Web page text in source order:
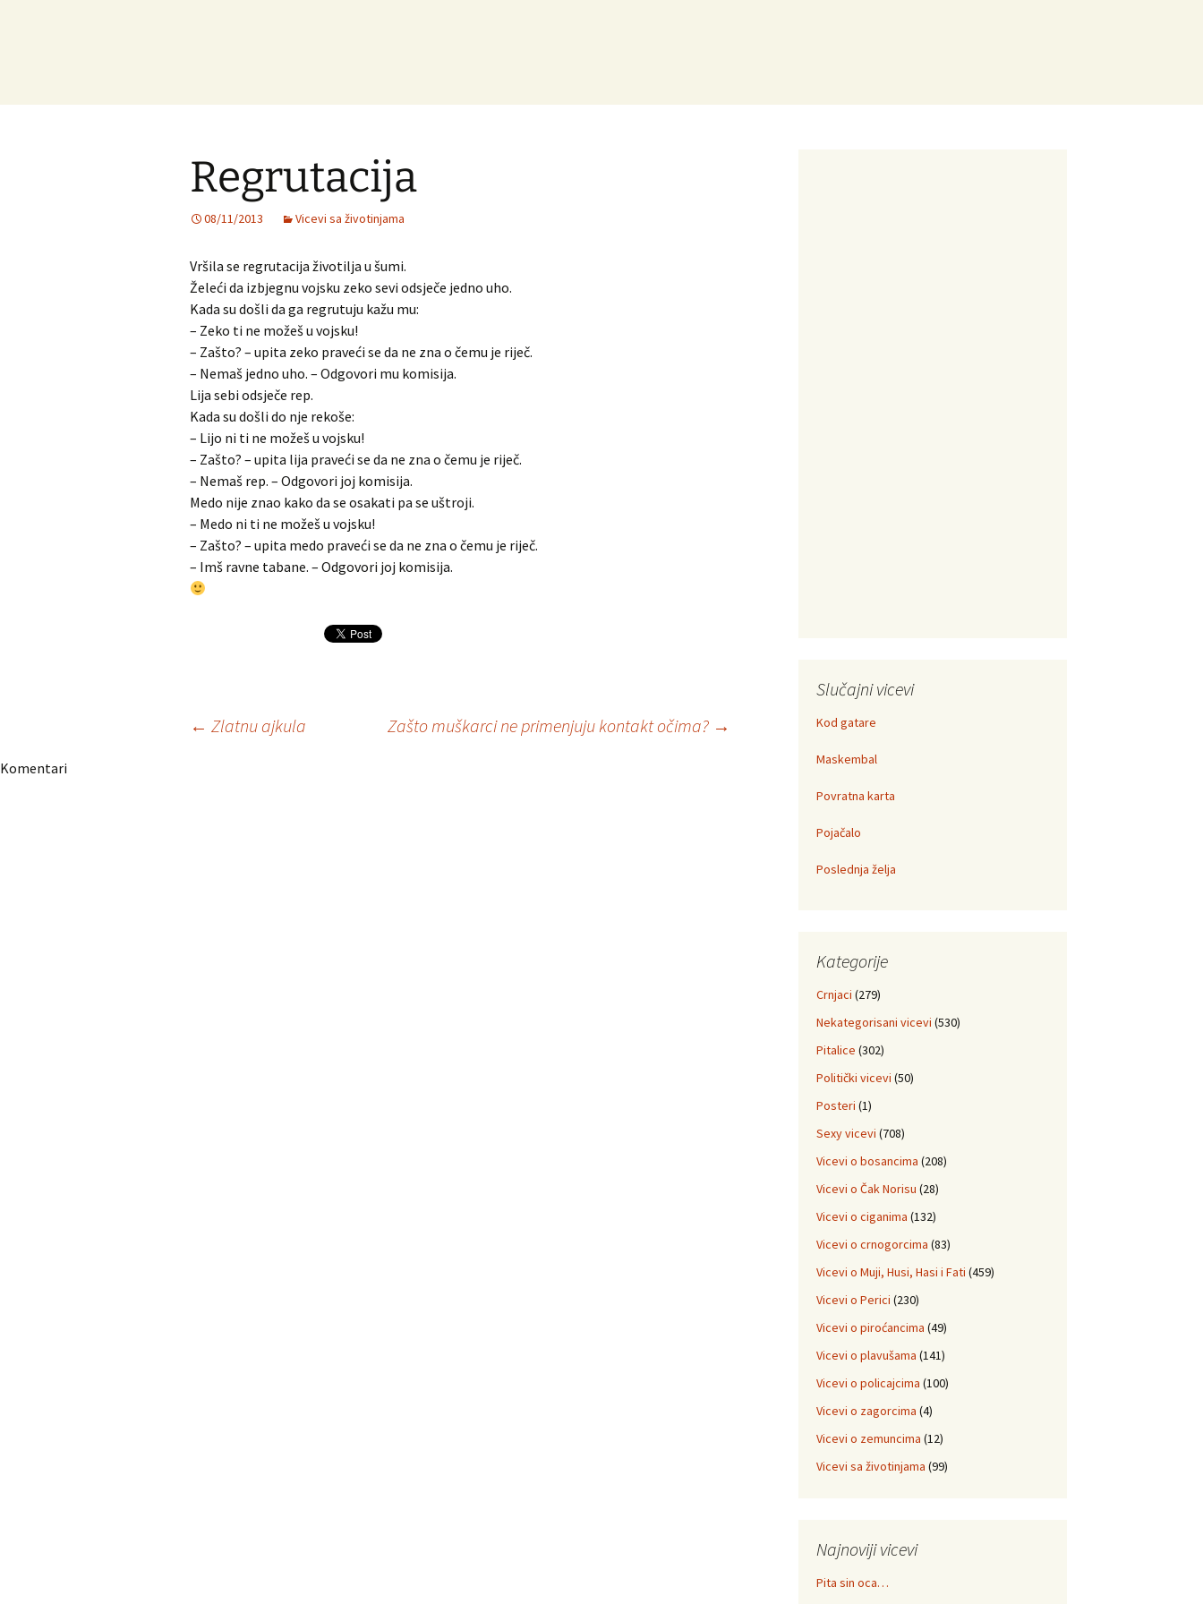
Regrutacija
08/11/2013 Vicevi sa životinjama
Vršila se regrutacija životilja u šumi.
Želeći da izbjegnu vojsku zeko sevi odsječe jedno uho.
Kada su došli da ga regrutuju kažu mu:
– Zeko ti ne možeš u vojsku!
– Zašto? – upita zeko praveći se da ne zna o čemu je riječ.
– Nemaš jedno uho. – Odgovori mu komisija.
Lija sebi odsječe rep.
Kada su došli do nje rekoše:
– Lijo ni ti ne možeš u vojsku!
– Zašto? – upita lija praveći se da ne zna o čemu je riječ.
– Nemaš rep. – Odgovori joj komisija.
Medo nije znao kako da se osakati pa se uštroji.
– Medo ni ti ne možeš u vojsku!
– Zašto? – upita medo praveći se da ne zna o čemu je riječ.
– Imš ravne tabane. – Odgovori joj komisija.
Navigacija
← Zlatnu ajkula Zašto muškarci ne primenjuju kontakt očima? →
Komentari
Slučajni vicevi
Kod gatare
Maskembal
Povratna karta
Pojačalo
Poslednja želja
Kategorije
Crnjaci (279)
Nekategorisani vicevi (530)
Pitalice (302)
Politički vicevi (50)
Posteri (1)
Sexy vicevi (708)
Vicevi o bosancima (208)
Vicevi o Čak Norisu (28)
Vicevi o ciganima (132)
Vicevi o crnogorcima (83)
Vicevi o Muji, Husi, Hasi i Fati (459)
Vicevi o Perici (230)
Vicevi o piroćancima (49)
Vicevi o plavušama (141)
Vicevi o policajcima (100)
Vicevi o zagorcima (4)
Vicevi o zemuncima (12)
Vicevi sa životinjama (99)
Najnoviji vicevi
Pita sin oca…